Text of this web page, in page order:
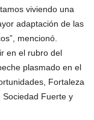
viviendo una
adaptación de las
mencionó.
en el rubro del
plasmado en el
Fortaleza
Sociedad Fuerte y